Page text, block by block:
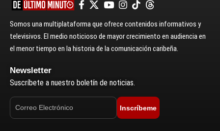
Somos una multiplataforma que ofrece contenidos informativos y
televisivos. El medio noticioso de mayor crecimiento en audiencia en
el menor tiempo en la historia de la comunicación caribeña.
Newsletter
Suscríbete a nuestro boletín de noticias.
Inscríbeme